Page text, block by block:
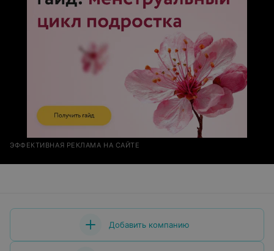
ЭФФЕКТИВНАЯ РЕКЛАМА НА САЙТЕ
Добавить компанию